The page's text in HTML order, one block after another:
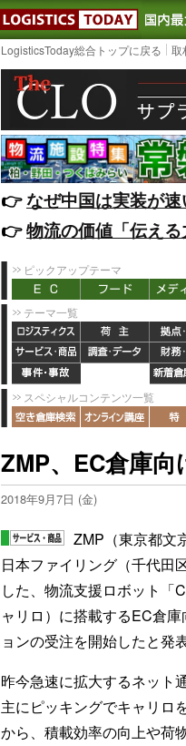
LogisticsToday総合トップに戻る 取
👉️なぜ中国は実装が
👉️物流の価値「伝え
ピックアップテーマ
テーマ一覧
スペシャルコンテンツ一覧
ZMP、EC倉庫
2018年9月7日 (金)
ZMP（東京都文
日本ファイリング（千代田
した、物流支援ロボット「
ャリロ）に搭載するEC倉
ョンの受注を開始したと発
昨今急速に拡大するネット
主にピッキングでキャリロ
から、積載効率の向上や荷